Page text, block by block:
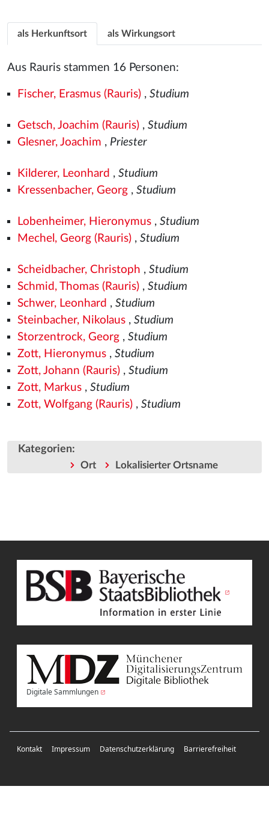
als Herkunftsort als Wirkungsort
Aus Rauris stammen 16 Personen:
Fischer, Erasmus (Rauris), Studium
Getsch, Joachim (Rauris), Studium
Glesner, Joachim , Priester
Kilderer, Leonhard , Studium
Kressenbacher, Georg, Studium
Lobenheimer, Hieronymus, Studium
Mechel, Georg (Rauris), Studium
Scheidbacher, Christoph , Studium
Schmid, Thomas (Rauris), Studium
Schwer, Leonhard , Studium
Steinbacher, Nikolaus, Studium
Storzentrock, Georg, Studium
Zott, Hieronymus, Studium
Zott, Johann (Rauris), Studium
Zott, Markus, Studium
Zott, Wolfgang (Rauris), Studium
Kategorien:
Ort Lokalisierter Ortsname
Digitale Sammlungen
Kontakt Impressum Datenschutzerklärung Barrierefreiheit